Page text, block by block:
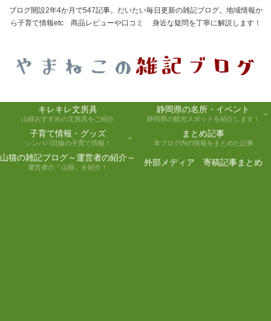
ブログ開設2年4か月で547記事。だいたい毎日更新の雑記ブログ。地域情報か
ら子育て情報etc 商品レビューや口コミ 身近な疑問を丁寧に解説します！
キレキレ文房具
山猫おすすめの文房具をご紹介
静岡県の名所・イベント
静岡県の観光スポットを紹介します！
子育て情報・グッズ
シンパパ目線の子育て情報！
まとめ記事
本ブログ内の情報をまとめた記事
山猫の雑記ブログ～運営者の紹介～
運営者の「山猫」を紹介！ 外部メディア 寄稿記事まとめ